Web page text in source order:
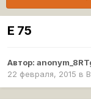
E 75
Автор:
22 февраля, 2015 в